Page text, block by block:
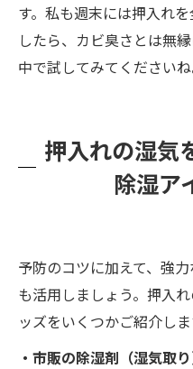
す。私も週末には押入れ
したら、カビ臭さとは無
中で試してみてくださいね
押入れの湿気
除湿ア
予防のコツに加えて、強
も活用しましょう。押入
ッズをいくつかご紹介しま
・市販の除湿剤（湿気取り